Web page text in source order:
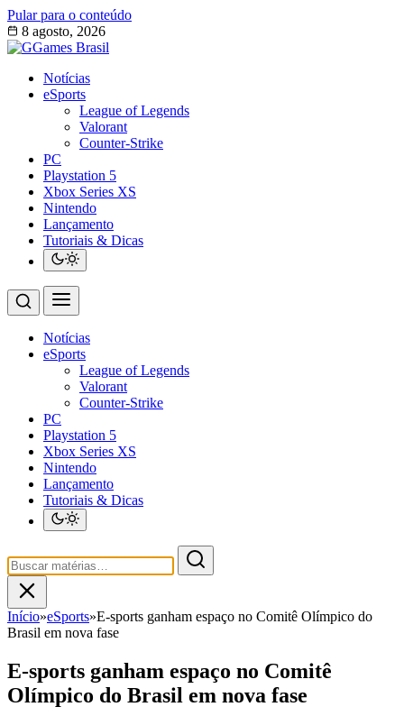
Pular para o conteúdo
8 agosto, 2026
Notícias
eSports
League of Legends
Valorant
Counter-Strike
PC
Playstation 5
Xbox Series XS
Nintendo
Lançamento
Tutoriais & Dicas
Notícias
eSports
League of Legends
Valorant
Counter-Strike
PC
Playstation 5
Xbox Series XS
Nintendo
Lançamento
Tutoriais & Dicas
Início»eSports»E-sports ganham espaço no Comitê Olímpico do
Brasil em nova fase
E-sports ganham espaço no Comitê
Olímpico do Brasil em nova fase